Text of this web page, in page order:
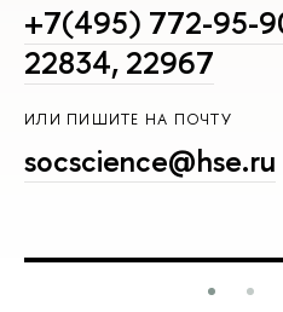
+7(495) 772-95-
22834, 22967
ИЛИ ПИШИТЕ НА ПОЧТУ
socscience@hse.ru